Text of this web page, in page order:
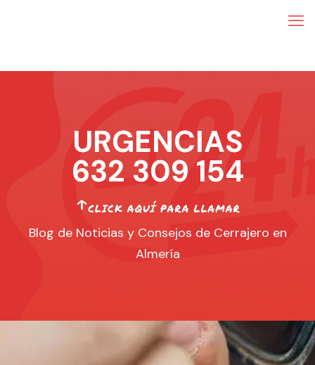
URGENCIAS
632 309 154
Blog de Noticias y Consejos de Cerrajero en
Almería